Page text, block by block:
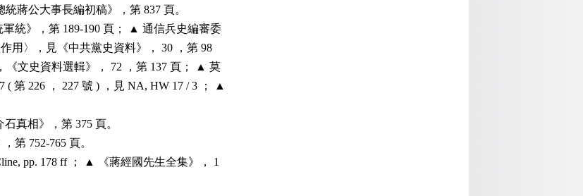
蔣公大事長編初稿》，第 837 頁。
統》，第 189-190 頁； ▲ 通信兵史編審委
用〉，見《中共黨史資料》， 30 ，第 98
文史資料選輯》， 72 ，第 137 頁； ▲ 莫
( 第 226 ， 227 號 ) ，見 NA, HW 17 / 3 ； ▲
真相》，第 375 頁。
第 752-765 頁。
pp. 178 ff ； ▲ 《蔣經國先生全集》， 1